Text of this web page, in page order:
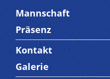
Mannschaft
Präsenz
Trenner4
Kontakt
Galerie